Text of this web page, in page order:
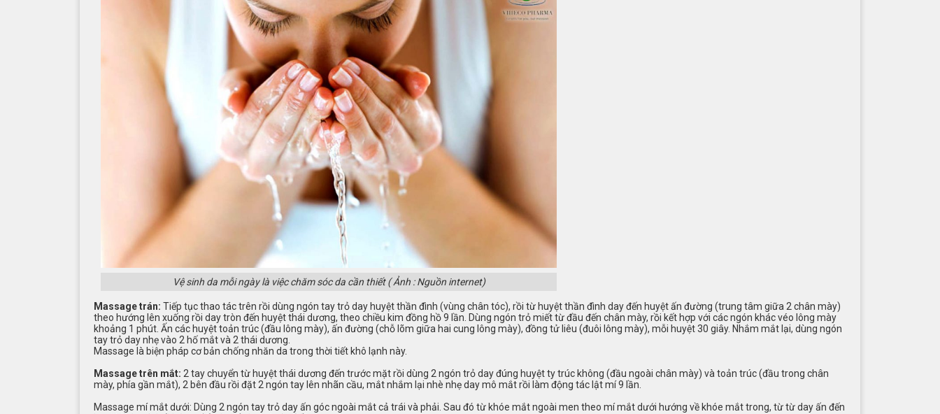
Vệ sinh da mỗi ngày là việc chăm sóc da cần thiết ( Ảnh : Nguồn internet)
Massage trán: Tiếp tục thao tác trên rồi dùng ngón tay trỏ day huyệt thần đình (vùng chân tóc), rồi từ huyệt thần đình day đến huyệt ấn đường (trung tâm giữa 2 chân mày)
theo hướng lên xuống rồi day tròn đến huyệt thái dương, theo chiều kim đồng hồ 9 lần. Dùng ngón trỏ miết từ đầu đến chân mày, rồi kết hợp với các ngón khác véo lông mày
khoảng 1 phút. Ấn các huyệt toản trúc (đầu lông mày), ấn đường (chỗ lõm giữa hai cung lông mày), đồng tử liêu (đuôi lông mày), mỗi huyệt 30 giây. Nhắm mắt lại, dùng ngón
tay trỏ day nhẹ vào 2 hố mắt và 2 thái dương.
Massage là biện pháp cơ bản chống nhăn da trong thời tiết khô lạnh này.
Massage trên mắt: 2 tay chuyển từ huyệt thái dương đến trước mặt rồi dùng 2 ngón trỏ day đúng huyệt ty trúc không (đầu ngoài chân mày) và toản trúc (đầu trong chân
mày, phía gần mắt), 2 bên đầu rồi đặt 2 ngón tay lên nhãn cầu, mắt nhắm lại nhè nhẹ day mô mắt rồi làm động tác lật mí 9 lần.
Massage mí mắt dưới: Dùng 2 ngón tay trỏ day ấn góc ngoài mắt cả trái và phải. Sau đó từ khóe mắt ngoài men theo mí mắt dưới hướng về khóe mắt trong, từ từ day ấn đến